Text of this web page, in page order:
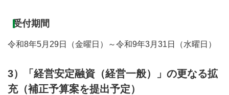
受付期間
令和8年5月29日（金曜日）～令和9年3月31日（水曜日）
3）「経営安定融資（経営一般）」の更なる拡
充（補正予算案を提出予定）